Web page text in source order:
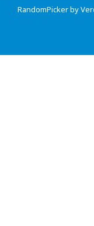
RandomPicker by